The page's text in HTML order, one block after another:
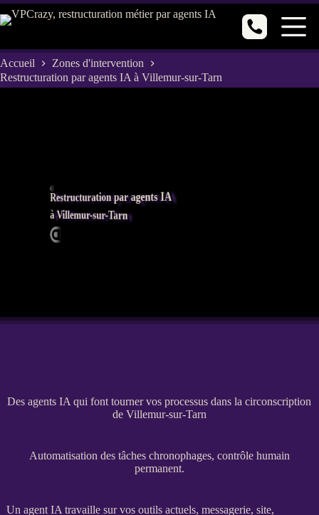
Passer
au
Accueil
Zones d'intervention
Restructuration par agents IA à Villemur-sur-Tarn
Restructuration par agents IA
à Villemur-sur-Tarn
Des agents IA qui font tourner vos processus dans la circonscription
de Villemur-sur-Tarn
Automatisation des tâches chronophages, contrôle humain
permanent.
Un agent IA travaille sur vos outils actuels, messagerie, site,